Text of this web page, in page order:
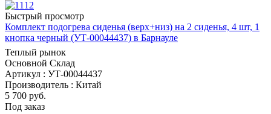
Быстрый просмотр
Комплект подогрева сиденья (верх+низ) на 2 сиденья, 4 шт, 1
кнопка черный (УТ-00044437) в Барнауле
Теплый рынок
Основной Склад
Артикул : УТ-00044437
Производитель : Китай
5 700 руб.
Под заказ